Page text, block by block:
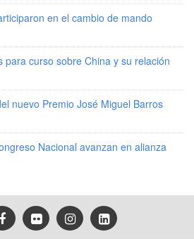
en el cambio de mando
para curso sobre China y su relación
nuevo Premio José Miguel Barros
Nacional avanzan en alianza